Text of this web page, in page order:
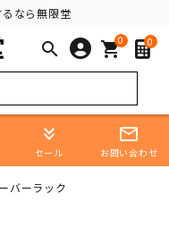
なら無限堂
search 0
shopping_cart 0
keyboard_double_arrow_down
セール
mail_outline
お問い合わせ
バーラック